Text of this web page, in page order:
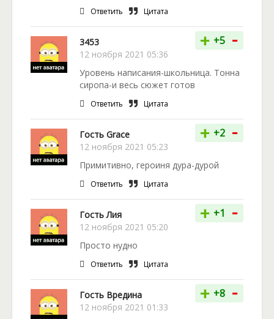
Ответить Цитата
3453
12 ноября 2021 05:36
+ +5 -
Уровень написания-школьница. Тонна
сиропа-и весь сюжет готов
Ответить Цитата
Гость Grace
12 ноября 2021 05:23
+ +2 -
Примитивно, героиня дура-дурой
Ответить Цитата
Гость Лия
12 ноября 2021 05:20
+ +1 -
Просто нудно
Ответить Цитата
Гость Вредина
12 ноября 2021 01:33
+ +8 -